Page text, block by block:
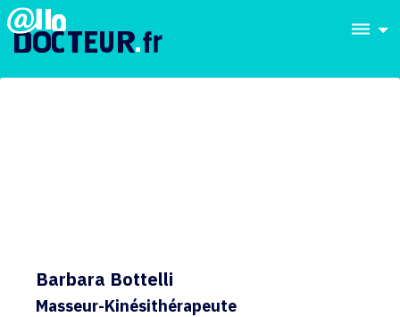
dehaze
Barbara Bottelli
Masseur-Kinésithérapeute